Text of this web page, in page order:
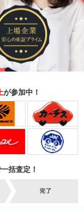
が参加中！
括査定！